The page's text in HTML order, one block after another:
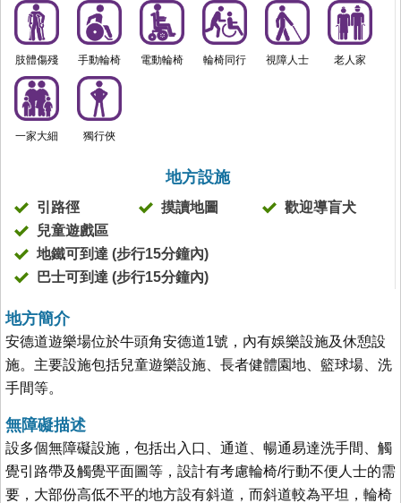
肢體傷殘 手動輪椅 電動輪椅 輪椅同行 視障人士 老人家
一家大細 獨行俠
地方設施
引路徑 摸讀地圖
歡迎導盲犬
兒童遊戲區
地鐵可到達 (步行15分鐘內)
巴士可到達 (步行15分鐘內)
地方簡介
安德道遊樂場位於牛頭角安德道1號，內有娛樂設施及休憩設
施。主要設施包括兒童遊樂設施、長者健體園地、籃球場、洗
手間等。
無障礙描述
設多個無障礙設施，包括出入口、通道、暢通易達洗手間、觸
覺引路帶及觸覺平面圖等，設計有考慮輪椅/行動不便人士的需
要，大部份高低不平的地方設有斜道，而斜道較為平坦，輪椅